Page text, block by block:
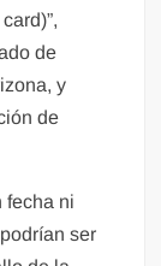
de
y
de
fecha ni
ser